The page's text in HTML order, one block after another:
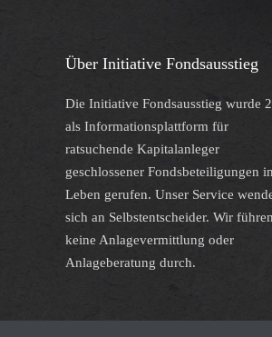
Über Initiative Fondsausstieg
Die Initiative Fondsausstieg wurde
als Informationsplattform für
ratsuchende Kapitalanleger
geschlossener Fondsbeteiligungen
Leben gerufen. Unser Service
sich an Selbstentscheider. Wir führen
keine Anlagevermittlung oder
Anlageberatung durch.